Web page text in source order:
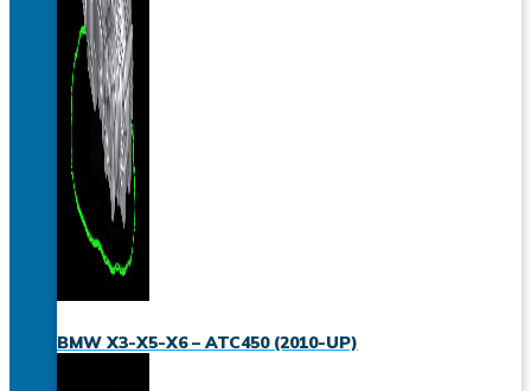
BMW X3-X5-X6 – ATC450 (2010-UP)